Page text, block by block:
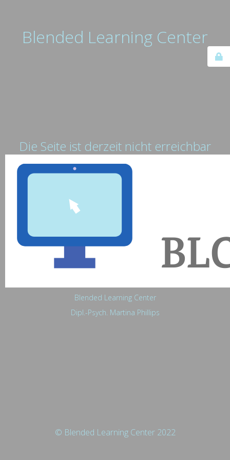
Blended Learning Center
Die Seite ist derzeit nicht erreichbar
Blended Learning Center
Dipl.-Psych. Martina Phillips
© Blended Learning Center 2022